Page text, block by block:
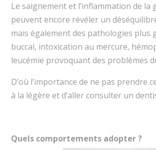
Le saignement et l’inflammation de la
peuvent encore révéler un
mais également des pathologies plus
buccal, intoxication au mercure,
leucémie provoquant des problèmes
D’où l’importance de ne pas prendre
à la légère et d’aller consulter un
Quels comportements adopter ?